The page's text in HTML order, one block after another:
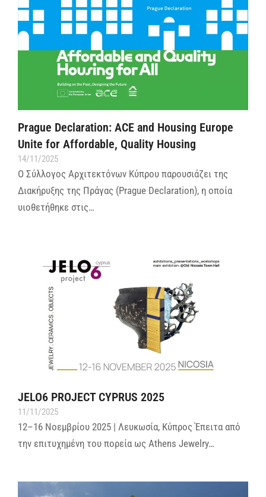
Prague Declaration: ACE and Housing Europe
Unite for Affordable, Quality Housing
14/11/2025
Ο Σύλλογος Αρχιτεκτόνων Κύπρου παρουσιάζει της
Διακήρυξης της Πράγας (Prague Declaration), η οποία
υιοθετήθηκε στις…
JELO6 PROJECT CYPRUS 2025
11/11/2025
12–16 Νοεμβρίου 2025 | Λευκωσία, Κύπρος Έπειτα από
την επιτυχημένη του πορεία ως Athens Jewelry…